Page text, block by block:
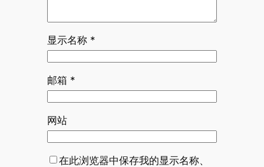
显示名称 *
邮箱 *
网站
在此浏览器中保存我的显示名称、